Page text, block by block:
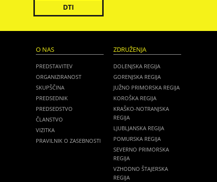
DTI
O NAS
PREDSTAVITEV
ORGANIZIRANOST
SKUPŠČINA
PREDSEDNIK
PREDSEDSTVO
ČLANSTVO
VIZITKA
PRAVILNIK O ZASEBNOSTI
ZDRUŽENJA
DOLENJSKA REGIJA
GORENJSKA REGIJA
JUŽNO PRIMORSKA REGIJA
KOROŠKA REGIJA
KRAŠKO-NOTRANJSKA
REGIJA
LJUBLJANSKA REGIJA
POMURSKA REGIJA
SEVERNO PRIMORSKA
REGIJA
VZHODNO ŠTAJERSKA
REGIJA